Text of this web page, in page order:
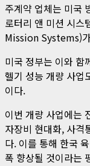
주계약 업체는 미국
로터리 앤 미션 시
Mission Systems)
미국 정부는 이와 함
헬기 성능 개량 사업
이다.
이번 개량 사업에는
자장비 현대화, 사격
다. 이를 통해 한국
폭 향상될 것이라는